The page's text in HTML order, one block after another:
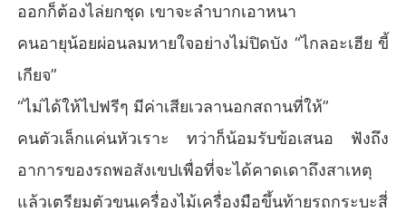
ออกก็ต้องไล่ยกชุด เขาจะลำบากเอาหนา
คนอายุน้อยผ่อนลมหายใจอย่างไม่ปิดบัง “ไกลอะเฮีย ขี้
เกียจ”
“ไม่ได้ให้ไปฟรีๆ มีค่าเสียเวลานอกสถานที่ให้”
คนตัวเล็กแค่นหัวเราะ ทว่าก็น้อมรับข้อเสนอ ฟังถึง
อาการของรถพอสังเขปเพื่อที่จะได้คาดเดาถึงสาเหตุ
แล้วเตรียมตัวขนเครื่องไม้เครื่องมือขึ้นท้ายรถกระบะสี่